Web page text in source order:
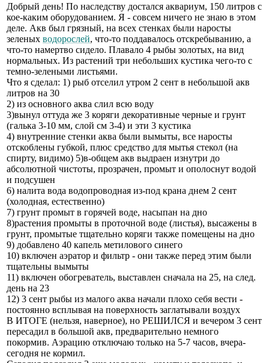
Добрый день! По наследству достался аквариум, 150 литров с
кое-каким оборудованием. Я - совсем ничего не знаю в этом
деле. Акв был грязный, на всех стенках были наросты
зеленых водорослей, что-то поддавалось отскребыванию, а
что-то намертво сидело. Плавало 4 рыбы золотых, на вид
нормальных. Из растений три небольших кустика чего-то с
темно-зелеными листьями.
Что я сделал: 1) рыб отселил утром 2 сент в небольшой акв
литров на 30
2) из основного аква слил всю воду
3)вынул оттуда же 3 коряги декоративные черные и грунт
(галька 3-10 мм, слой см 3-4) и эти 3 кустика
4) внутренние стенки аква были вымыты, все наросты
отскоблены губкой, плюс средство для мытья стекол (на
спирту, видимо) 5)в-общем акв выдраен изнутри до
абсолютной чистоты, прозрачен, промыт и ополоснут водой
и подсушен
6) налита вода водопроводная из-под крана днем 2 сент
(холодная, естественно)
7) грунт промыт в горячей воде, насыпан на дно
8)растения промыты в проточной воде (листья), высажены в
грунт, промытые тщательно коряги также помещены на дно
9) добавлено 40 капель метилового синего
10) включен аэратор и фильтр - они также перед этим были
тщательны вымыты
11) включен обогреватель, выставлен сначала на 25, на след.
день на 23
12) 3 сент рыбы из малого аква начали плохо себя вести -
постоянно всплывая на поверхность заглатывали воздух
В ИТОГЕ (нельзя, наверное), но РЕШИЛСЯ и вечером 3 сент
пересадил в большой акв, предварительно немного
покормив. Аэрацию отключаю только на 5-7 часов, вчера-
сегодня не кормил.